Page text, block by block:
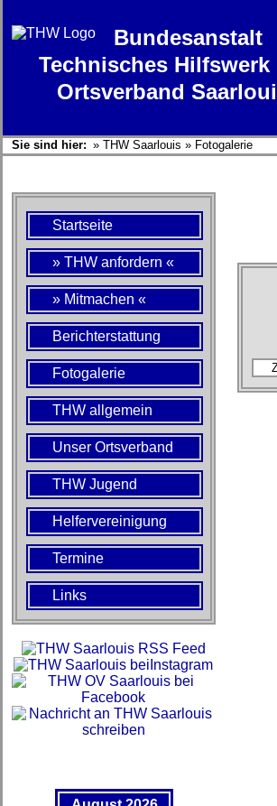
Bundesanstalt
Technisches Hilfswerk
Ortsverband
Sie sind hier: » THW Saarlouis » Fotogalerie
Startseite
» THW anfordern «
» Mitmachen «
Berichterstattung
Fotogalerie
THW allgemein
Unser Ortsverband
THW Jugend
Helfervereinigung
Termine
Links